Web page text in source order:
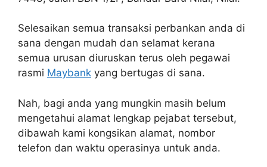
Selesaikan semua transaksi perbankan anda di
sana dengan mudah dan selamat kerana
semua urusan diuruskan terus oleh pegawai
rasmi Maybank yang bertugas di sana.
Nah, bagi anda yang mungkin masih belum
mengetahui alamat lengkap pejabat tersebut,
dibawah kami kongsikan alamat, nombor
telefon dan waktu operasinya untuk anda.